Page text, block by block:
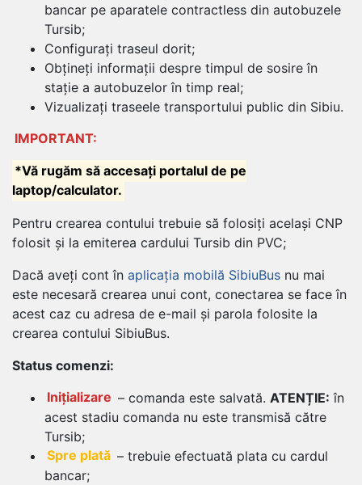
bancar pe aparatele contractless din autobuzele
Tursib;
Configurați traseul dorit;
Obțineți informații despre timpul de sosire în
stație a autobuzelor în timp real;
Vizualizați traseele transportului public din Sibiu.
IMPORTANT:
*Vă rugăm să accesați portalul de pe
laptop/calculator.
Pentru crearea contului trebuie să folosiți același CNP
folosit și la emiterea cardului Tursib din PVC;
Dacă aveți cont în aplicația mobilă SibiuBus nu mai
este necesară crearea unui cont, conectarea se face în
acest caz cu adresa de e-mail și parola folosite la
crearea contului SibiuBus.
Status comenzi:
Inițializare – comanda este salvată.ATENȚIE: în
acest stadiu comanda nu este transmisă către
Tursib;
Spre plată – trebuie efectuată plata cu cardul
bancar;